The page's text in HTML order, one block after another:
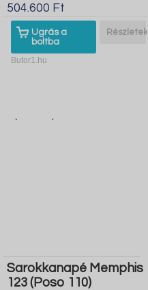
504.600 Ft
Ugrás a
boltba
Részletek
Butor1.hu
Sarokkanapé Memphis
123 (Poso 110)